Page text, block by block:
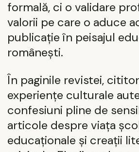
formală, ci o validare
valorii pe care o aduce
publicație în peisajul
românești.
În paginile revistei,
experiențe culturale
confesiuni pline de
articole despre viața
educaționale și creații